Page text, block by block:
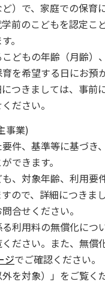
）で、家庭での保育
前のこどもを認定こ
す。
どもの年齢（月齢）
を希望する日にお預
つきましては、事前
ださい。
事業)
件、基準等に基づき
できます。
、対象年齢、利用要
ので、詳細につきま
合せください。
利用料の無償化につ
ださい。また、無償
ジでご確認ください。
を対象）」をご覧く